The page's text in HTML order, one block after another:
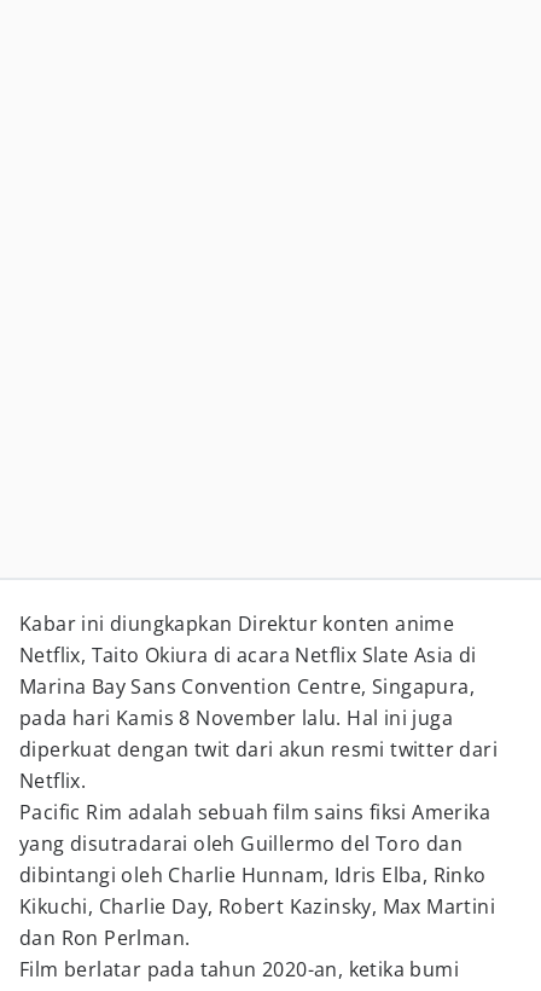
Kabar ini diungkapkan Direktur konten anime
Netflix, Taito Okiura di acara Netflix Slate Asia di
Marina Bay Sans Convention Centre, Singapura,
pada hari Kamis 8 November lalu. Hal ini juga
diperkuat dengan twit dari akun resmi twitter dari
Netflix.
Pacific Rim adalah sebuah film sains fiksi Amerika
yang disutradarai oleh Guillermo del Toro dan
dibintangi oleh Charlie Hunnam, Idris Elba, Rinko
Kikuchi, Charlie Day, Robert Kazinsky, Max Martini
dan Ron Perlman.
Film berlatar pada tahun 2020-an, ketika bumi